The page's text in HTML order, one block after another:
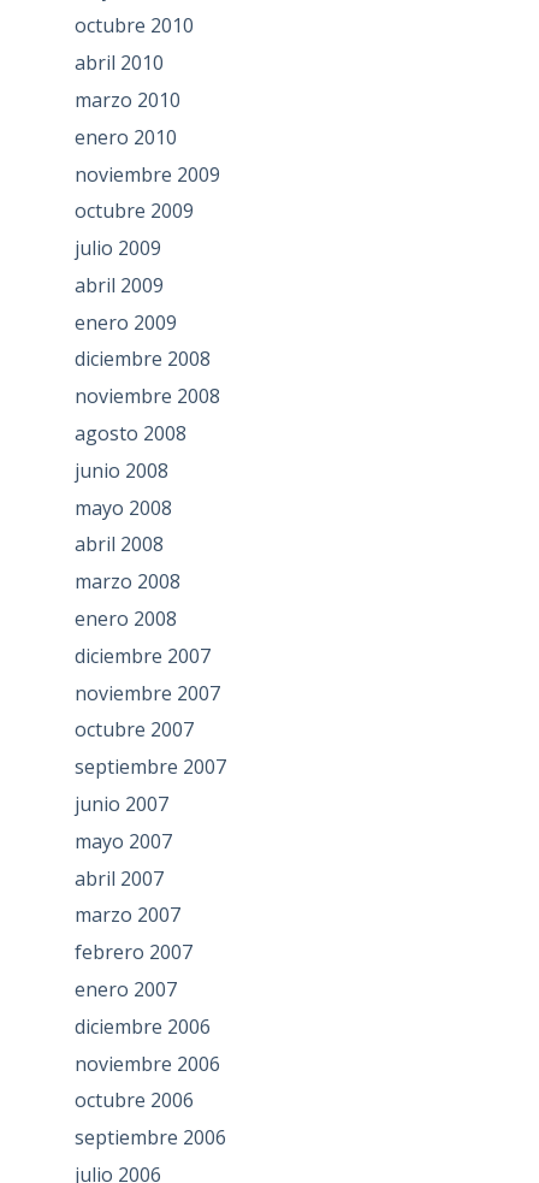
octubre 2010
abril 2010
marzo 2010
enero 2010
noviembre 2009
octubre 2009
julio 2009
abril 2009
enero 2009
diciembre 2008
noviembre 2008
agosto 2008
junio 2008
mayo 2008
abril 2008
marzo 2008
enero 2008
diciembre 2007
noviembre 2007
octubre 2007
septiembre 2007
junio 2007
mayo 2007
abril 2007
marzo 2007
febrero 2007
enero 2007
diciembre 2006
noviembre 2006
octubre 2006
septiembre 2006
julio 2006